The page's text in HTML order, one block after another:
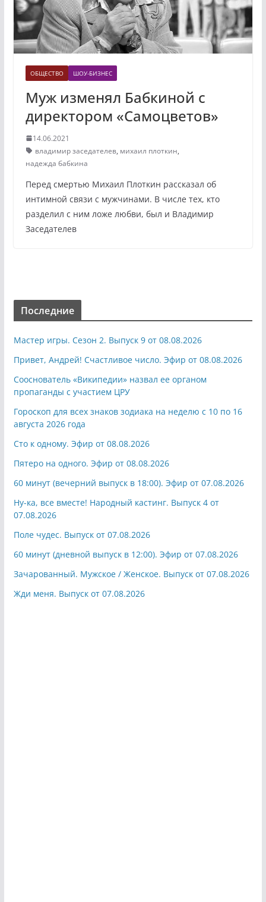
ОБЩЕСТВО ШОУ-БИЗНЕС
Муж изменял Бабкиной с
директором «Самоцветов»
14.06.2021
владимир заседателев, михаил плоткин,
надежда бабкина
Перед смертью Михаил Плоткин рассказал об
интимной связи с мужчинами. В числе тех, кто
разделил с ним ложе любви, был и Владимир
Заседателев
Последние
Мастер игры. Сезон 2. Выпуск 9 от 08.08.2026
Привет, Андрей! Счастливое число. Эфир от 08.08.2026
Сооснователь «Википедии» назвал ее органом
пропаганды с участием ЦРУ
Гороскоп для всех знаков зодиака на неделю с 10 по 16
августа 2026 года
Сто к одному. Эфир от 08.08.2026
Пятеро на одного. Эфир от 08.08.2026
60 минут (вечерний выпуск в 18:00). Эфир от 07.08.2026
Ну-ка, все вместе! Народный кастинг. Выпуск 4 от
07.08.2026
Поле чудес. Выпуск от 07.08.2026
60 минут (дневной выпуск в 12:00). Эфир от 07.08.2026
Зачарованный. Мужское / Женское. Выпуск от 07.08.2026
Жди меня. Выпуск от 07.08.2026